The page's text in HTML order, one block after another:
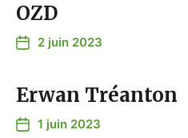
OZD
2 juin 2023
Erwan Tréanton
1 juin 2023